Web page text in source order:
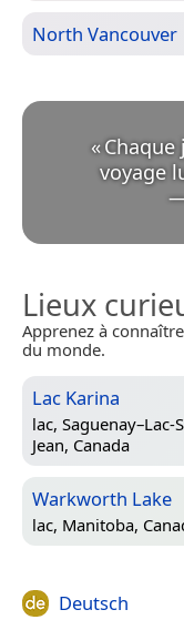
North Vancouver
«Chaque
voyage
Lieux
Apprenez à
du monde.
Lac Karina
lac, Saguenay–Lac-
Jean, Canada
Warkworth Lake
lac, Manitoba,
Deutsch